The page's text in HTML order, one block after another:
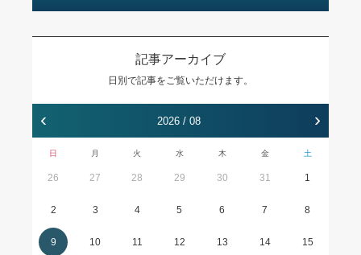
記事アーカイブ
日別で記事をご覧いただけます。
‹ 2026 / 08 ›
日 月 火 水 木 金 土
26 27 28 29 30 31 1
2 3 4 5 6 7 8
9 10 11 12 13 14 15